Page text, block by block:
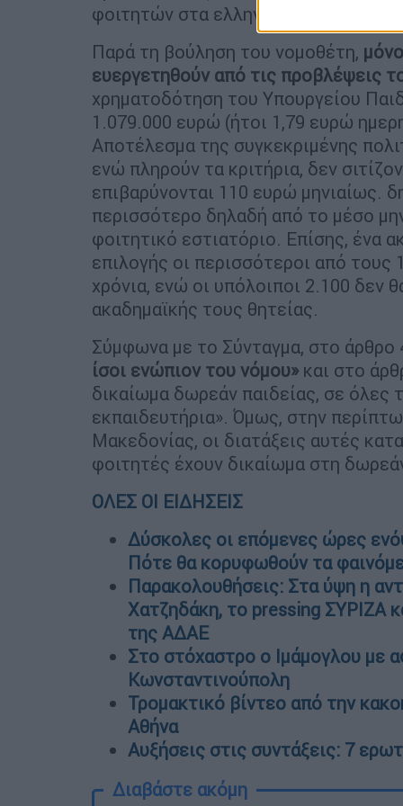
φοιτητών στα ελληνικά πανεπιστήμια.
Παρά τη βούληση του νομοθέτη,
ευεργετηθούν από τις προβλέψεις
χρηματοδότηση του Υπουργείου
1.079.000 ευρώ (ήτοι 1,79 ευρώ
Αποτέλεσμα της συγκεκριμένης
ενώ πληρούν τα κριτήρια, δεν
επιβαρύνονται 110 ευρώ μηνιαίως.
περισσότερο δηλαδή από το μέσο
φοιτητικό εστιατόριο. Επίσης, ένα
επιλογής οι περισσότεροι από τους
χρόνια, ενώ οι υπόλοιποι 2.100 δεν
ακαδημαϊκής τους θητείας.
Σύμφωνα με το Σύνταγμα, στο άρθρο
ίσοι ενώπιον του νόμου» και στο
δικαίωμα δωρεάν παιδείας, σε όλες
εκπαιδευτήρια». Όμως, στην
Μακεδονίας, οι διατάξεις αυτές
φοιτητές έχουν δικαίωμα στη
ΟΛΕΣ ΟΙ ΕΙΔΗΣΕΙΣ
Δύσκολες οι επόμενες ώρες
Πότε θα κορυφωθούν τα
Παρακολουθήσεις: Στα ύψη η
Χατζηδάκη, το pressing ΣΥΡΙΖΑ
της ΑΔΑΕ
Στο στόχαστρο ο Ιμάμογλου με
Κωνσταντινούπολη
Τρομακτικό βίντεο από την
Αθήνα
Αυξήσεις στις συντάξεις: 7
Διαβάστε ακόμη